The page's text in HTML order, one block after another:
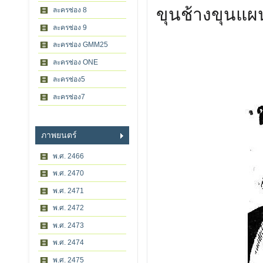
ละครช่อง 8
ละครช่อง 9
ละครช่อง GMM25
ละครช่อง ONE
ละครช่อง5
ละครช่อง7
ภาพยนตร์
พ.ศ. 2466
พ.ศ. 2470
พ.ศ. 2471
พ.ศ. 2472
พ.ศ. 2473
พ.ศ. 2474
พ.ศ. 2475
ขุนช้างขุนแผ